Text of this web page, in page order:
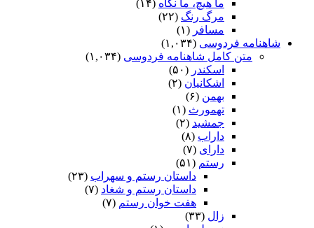
ما هیچ، ما نگاه (۱۴)
مرگ رنگ (۲۲)
مسافر (۱)
شاهنامه فردوسی (۱,۰۳۴)
متن کامل شاهنامه فردوسی (۱,۰۳۴)
اسکندر (۵۰)
اشکانیان (۲)
بهمن (۶)
تهمورث (۱)
جمشید (۲)
داراب (۸)
دارای (۷)
رستم (۵۱)
داستان رستم و سهراب (۲۳)
داستان رستم و شغاد (۷)
هفت خوان رستم‏ (۷)
زال (۳۳)